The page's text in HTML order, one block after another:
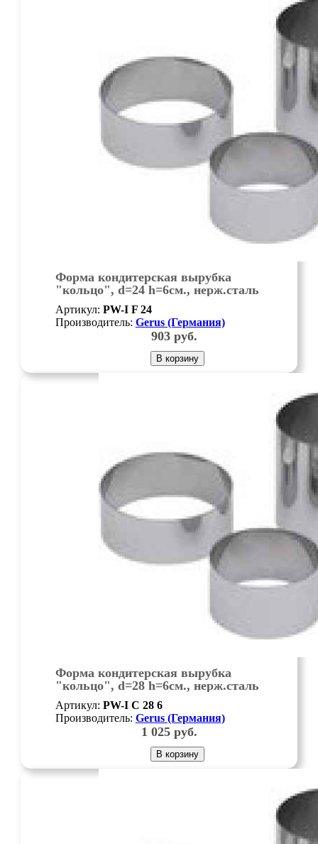
Форма кондитерская вырубка
"кольцо", d=24 h=6см., нерж.сталь
Артикул: PW-I F 24
Производитель: Gerus (Германия)
903руб.
В корзину
Форма кондитерская вырубка
"кольцо", d=28 h=6см., нерж.сталь
Артикул: PW-I C 28 6
Производитель: Gerus (Германия)
1 025руб.
В корзину